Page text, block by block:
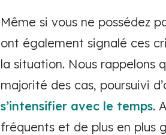
Même si vous ne possédez
ont également signalé ces
la situation. Nous rappelons
majorité des cas, poursuivi
s’intensifier avec le temps.
fréquents et de plus en plus